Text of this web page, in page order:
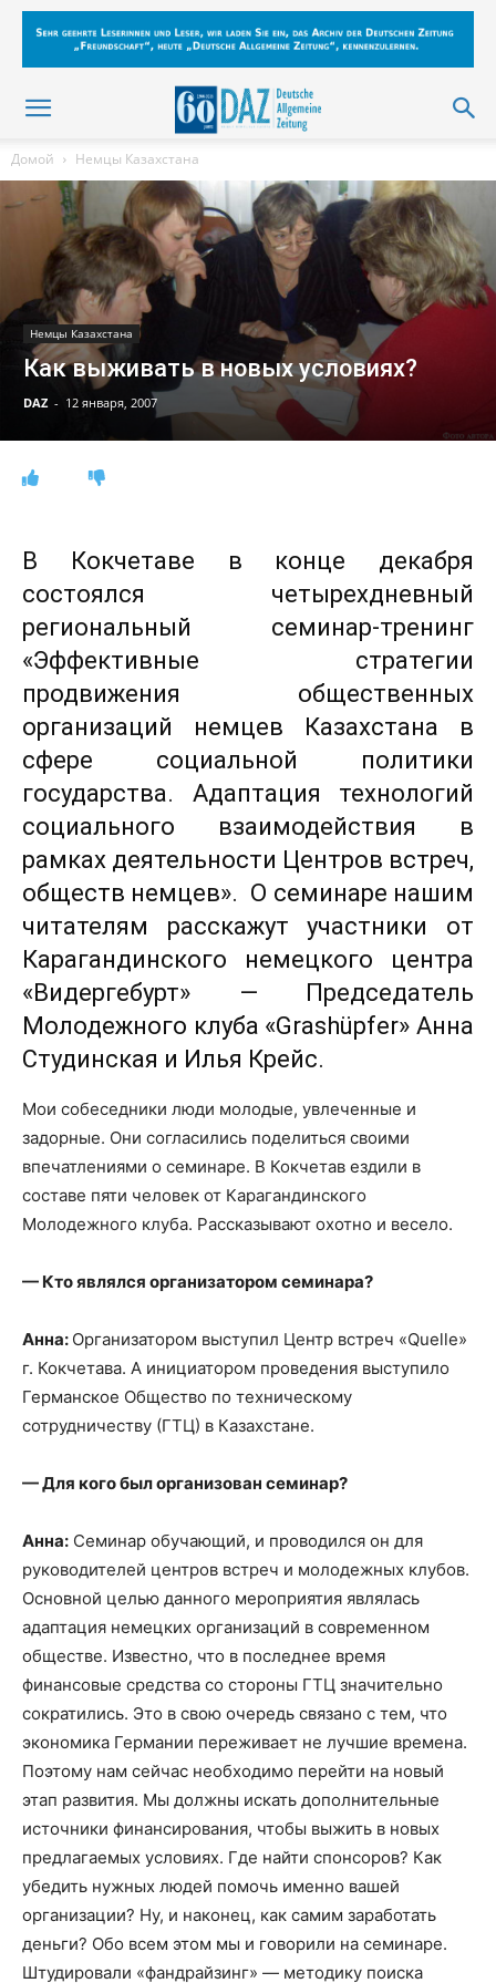
Домой Немцы Казахстана
Немцы Казахстана
Как выживать в новых условиях?
DAZ - 12 января, 2007
В Кокчетаве в конце декабря
состоялся четырехдневный
региональный семинар-тренинг
«Эффективные стратегии
продвижения общественных
организаций немцев Казахстана в
сфере социальной политики
государства. Адаптация технологий
социального взаимодействия в
рамках деятельности Центров встреч,
обществ немцев». О семинаре нашим
читателям расскажут участники от
Карагандинского немецкого центра
«Видергебурт» — Председатель
Молодежного клуба «Grashüpfer» Анна
Студинская и Илья Крейс.
Мои собеседники люди молодые, увлеченные и
задорные. Они согласились поделиться своими
впечатлениями о семинаре. В Кокчетав ездили в
составе пяти человек от Карагандинского
Молодежного клуба. Рассказывают охотно и весело.
— Кто являлся организатором семинара?
Анна: Организатором выступил Центр встреч «Quelle»
г. Кокчетава. А инициатором проведения выступило
Германское Общество по техническому
сотрудничеству (ГТЦ) в Казахстане.
— Для кого был организован семинар?
Анна: Семинар обучающий, и проводился он для
руководителей центров встреч и молодежных клубов.
Основной целью данного мероприятия являлась
адаптация немецких организаций в современном
обществе. Известно, что в последнее время
финансовые средства со стороны ГТЦ значительно
сократились. Это в свою очередь связано с тем, что
экономика Германии переживает не лучшие времена.
Поэтому нам сейчас необходимо перейти на новый
этап развития. Мы должны искать дополнительные
источники финансирования, чтобы выжить в новых
предлагаемых условиях. Где найти спонсоров? Как
убедить нужных людей помочь именно вашей
организации? Ну, и наконец, как самим заработать
деньги? Обо всем этом мы и говорили на семинаре.
Штудировали «фандрайзинг» — методику поиска